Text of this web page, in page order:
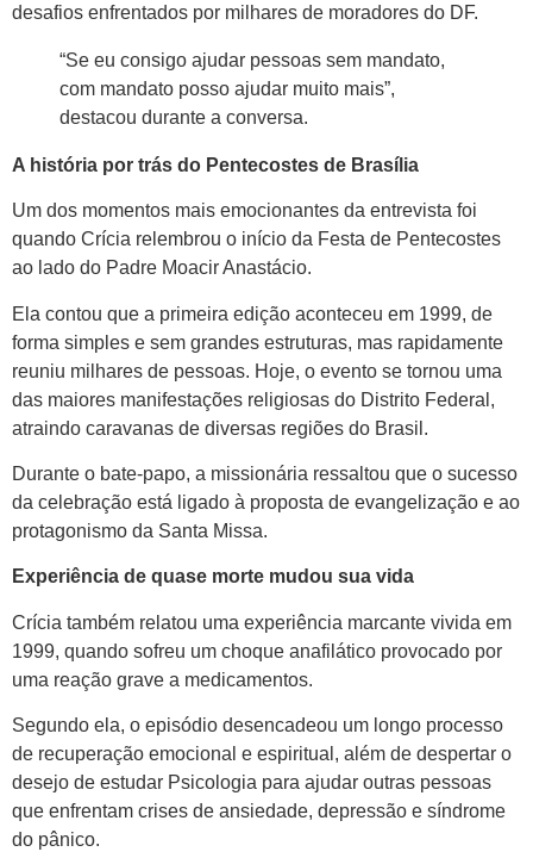
desafios enfrentados por milhares de moradores do DF.
“Se eu consigo ajudar pessoas sem mandato,
com mandato posso ajudar muito mais”,
destacou durante a conversa.
A história por trás do Pentecostes de Brasília
Um dos momentos mais emocionantes da entrevista foi
quando Crícia relembrou o início da Festa de Pentecostes
ao lado do Padre Moacir Anastácio.
Ela contou que a primeira edição aconteceu em 1999, de
forma simples e sem grandes estruturas, mas rapidamente
reuniu milhares de pessoas. Hoje, o evento se tornou uma
das maiores manifestações religiosas do Distrito Federal,
atraindo caravanas de diversas regiões do Brasil.
Durante o bate-papo, a missionária ressaltou que o sucesso
da celebração está ligado à proposta de evangelização e ao
protagonismo da Santa Missa.
Experiência de quase morte mudou sua vida
Crícia também relatou uma experiência marcante vivida em
1999, quando sofreu um choque anafilático provocado por
uma reação grave a medicamentos.
Segundo ela, o episódio desencadeou um longo processo
de recuperação emocional e espiritual, além de despertar o
desejo de estudar Psicologia para ajudar outras pessoas
que enfrentam crises de ansiedade, depressão e síndrome
do pânico.